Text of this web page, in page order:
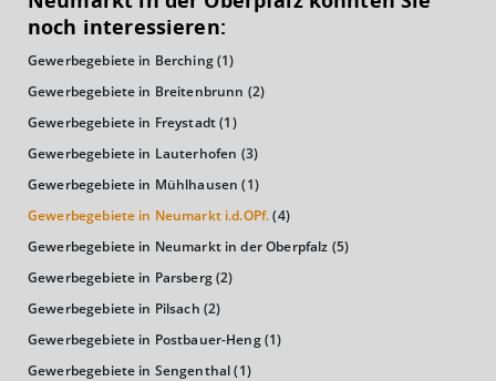
(Landkreis / Kreisfreie Stadt)
24.718 €
Kaufkraftindex
(Landkreis / Kreisfreie Stadt)
0 € 20.000 € 40.000 €
24.186 €
22.651 €
Bundesland
WIRTSCHAFTSKRAFT(STAND: 2018)
noch interessieren:
Gewerbegebiete in Berching(1)
Gewerbegebiete in Breitenbrunn (2)
Gewerbegebiete in Freystadt(1)
Gewerbegebiete in Lauterhofen (3)
Gewerbegebiete in Mühlhausen (1)
Gewerbegebiete in Neumarkt i.d.OPf.(4)
Gewerbegebiete in Neumarkt in der Oberpfalz (5)
Gewerbegebiete in Parsberg(2)
Gewerbegebiete in Pilsach (2)
Gewerbegebiete in Postbauer-Heng(1)
Gewerbegebiete in Sengenthal(1)